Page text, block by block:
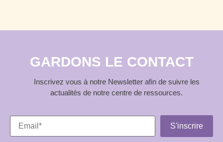
GARDONS LE CONTACT
Inscrivez vous à notre Newsletter afin de suivre les
actualités de notre centre de ressources.